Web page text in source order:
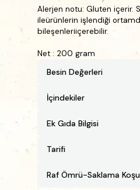
Alerjen notu: Gluten içerir.
ileürünlerin işlendiği
bileşenleriiçerebilir.
Net : 200 gram
Besin Değerleri
İçindekiler
Ek Gıda Bilgisi
Tarifi
Raf Ömrü-Saklama